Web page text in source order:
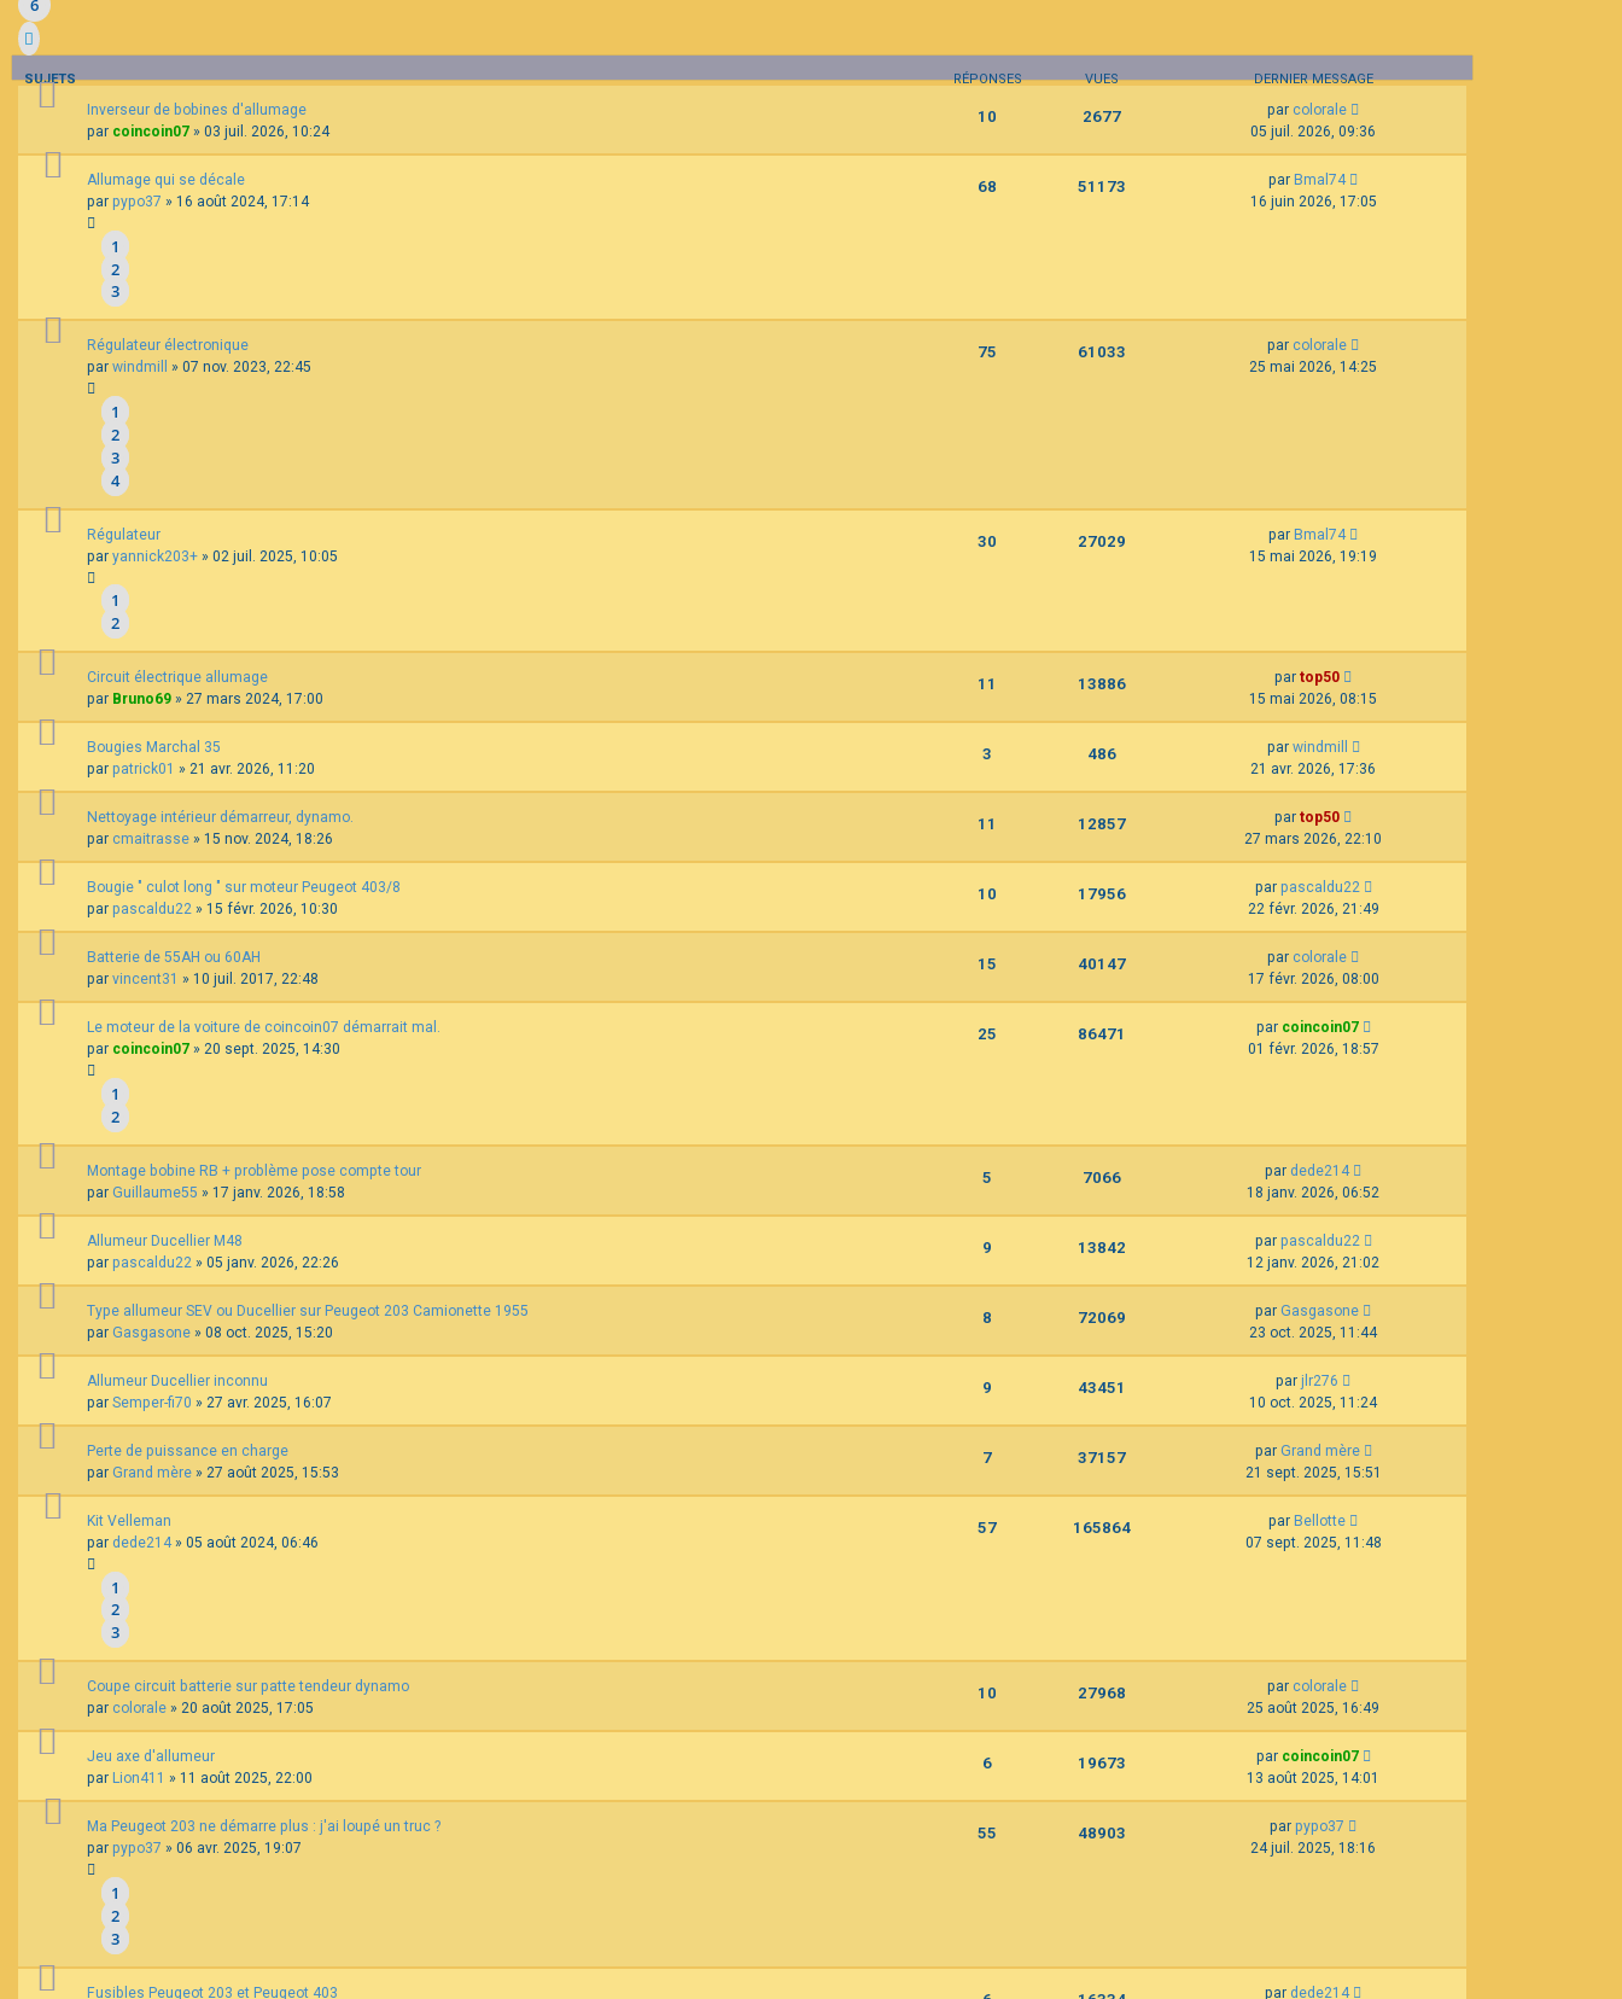
6
SUJETS RÉPONSES VUES DERNIER MESSAGE
Inverseur de bobines d'allumage
par coincoin07 » 03 juil. 2026, 10:24
10 2677 par colorale
05 juil. 2026, 09:36
Allumage qui se décale
par pypo37 » 16 août 2024, 17:14
1
2
3
68 51173 par Bmal74
16 juin 2026, 17:05
Régulateur électronique
par windmill » 07 nov. 2023, 22:45
1
2
3
4
75 61033 par colorale
25 mai 2026, 14:25
Régulateur
par yannick203+ » 02 juil. 2025, 10:05
1
2
30 27029 par Bmal74
15 mai 2026, 19:19
Circuit électrique allumage
par Bruno69 » 27 mars 2024, 17:00
11 13886 par top50
15 mai 2026, 08:15
Bougies Marchal 35
par patrick01 » 21 avr. 2026, 11:20
3 486 par windmill
21 avr. 2026, 17:36
Nettoyage intérieur démarreur, dynamo.
par cmaitrasse » 15 nov. 2024, 18:26
11 12857 par top50
27 mars 2026, 22:10
Bougie " culot long " sur moteur Peugeot 403/8
par pascaldu22 » 15 févr. 2026, 10:30
10 17956 par pascaldu22
22 févr. 2026, 21:49
Batterie de 55AH ou 60AH
par vincent31 » 10 juil. 2017, 22:48
15 40147 par colorale
17 févr. 2026, 08:00
Le moteur de la voiture de coincoin07 démarrait mal.
par coincoin07 » 20 sept. 2025, 14:30
1
2
25 86471 par coincoin07
01 févr. 2026, 18:57
Montage bobine RB + problème pose compte tour
par Guillaume55 » 17 janv. 2026, 18:58
5 7066 par dede214
18 janv. 2026, 06:52
Allumeur Ducellier M48
par pascaldu22 » 05 janv. 2026, 22:26
9 13842 par pascaldu22
12 janv. 2026, 21:02
Type allumeur SEV ou Ducellier sur Peugeot 203 Camionette 1955
par Gasgasone » 08 oct. 2025, 15:20
8 72069 par Gasgasone
23 oct. 2025, 11:44
Allumeur Ducellier inconnu
par Semper-fi70 » 27 avr. 2025, 16:07
9 43451 par jlr276
10 oct. 2025, 11:24
Perte de puissance en charge
par Grand mère » 27 août 2025, 15:53
7 37157 par Grand mère
21 sept. 2025, 15:51
Kit Velleman
par dede214» 05 août 2024, 06:46
1
2
3
57 165864 par Bellotte
07 sept. 2025, 11:48
Coupe circuit batterie sur patte tendeur dynamo
par colorale » 20 août 2025, 17:05
10 27968 par colorale
25 août 2025, 16:49
Jeu axe d'allumeur
par Lion411 » 11 août 2025, 22:00
6 19673 par coincoin07
13 août 2025, 14:01
Ma Peugeot 203 ne démarre plus : j'ai loupé un truc ?
par pypo37 » 06 avr. 2025, 19:07
1
2
3
55 48903 par pypo37
24 juil. 2025, 18:16
Fusibles Peugeot 203 et Peugeot 403
par dede214